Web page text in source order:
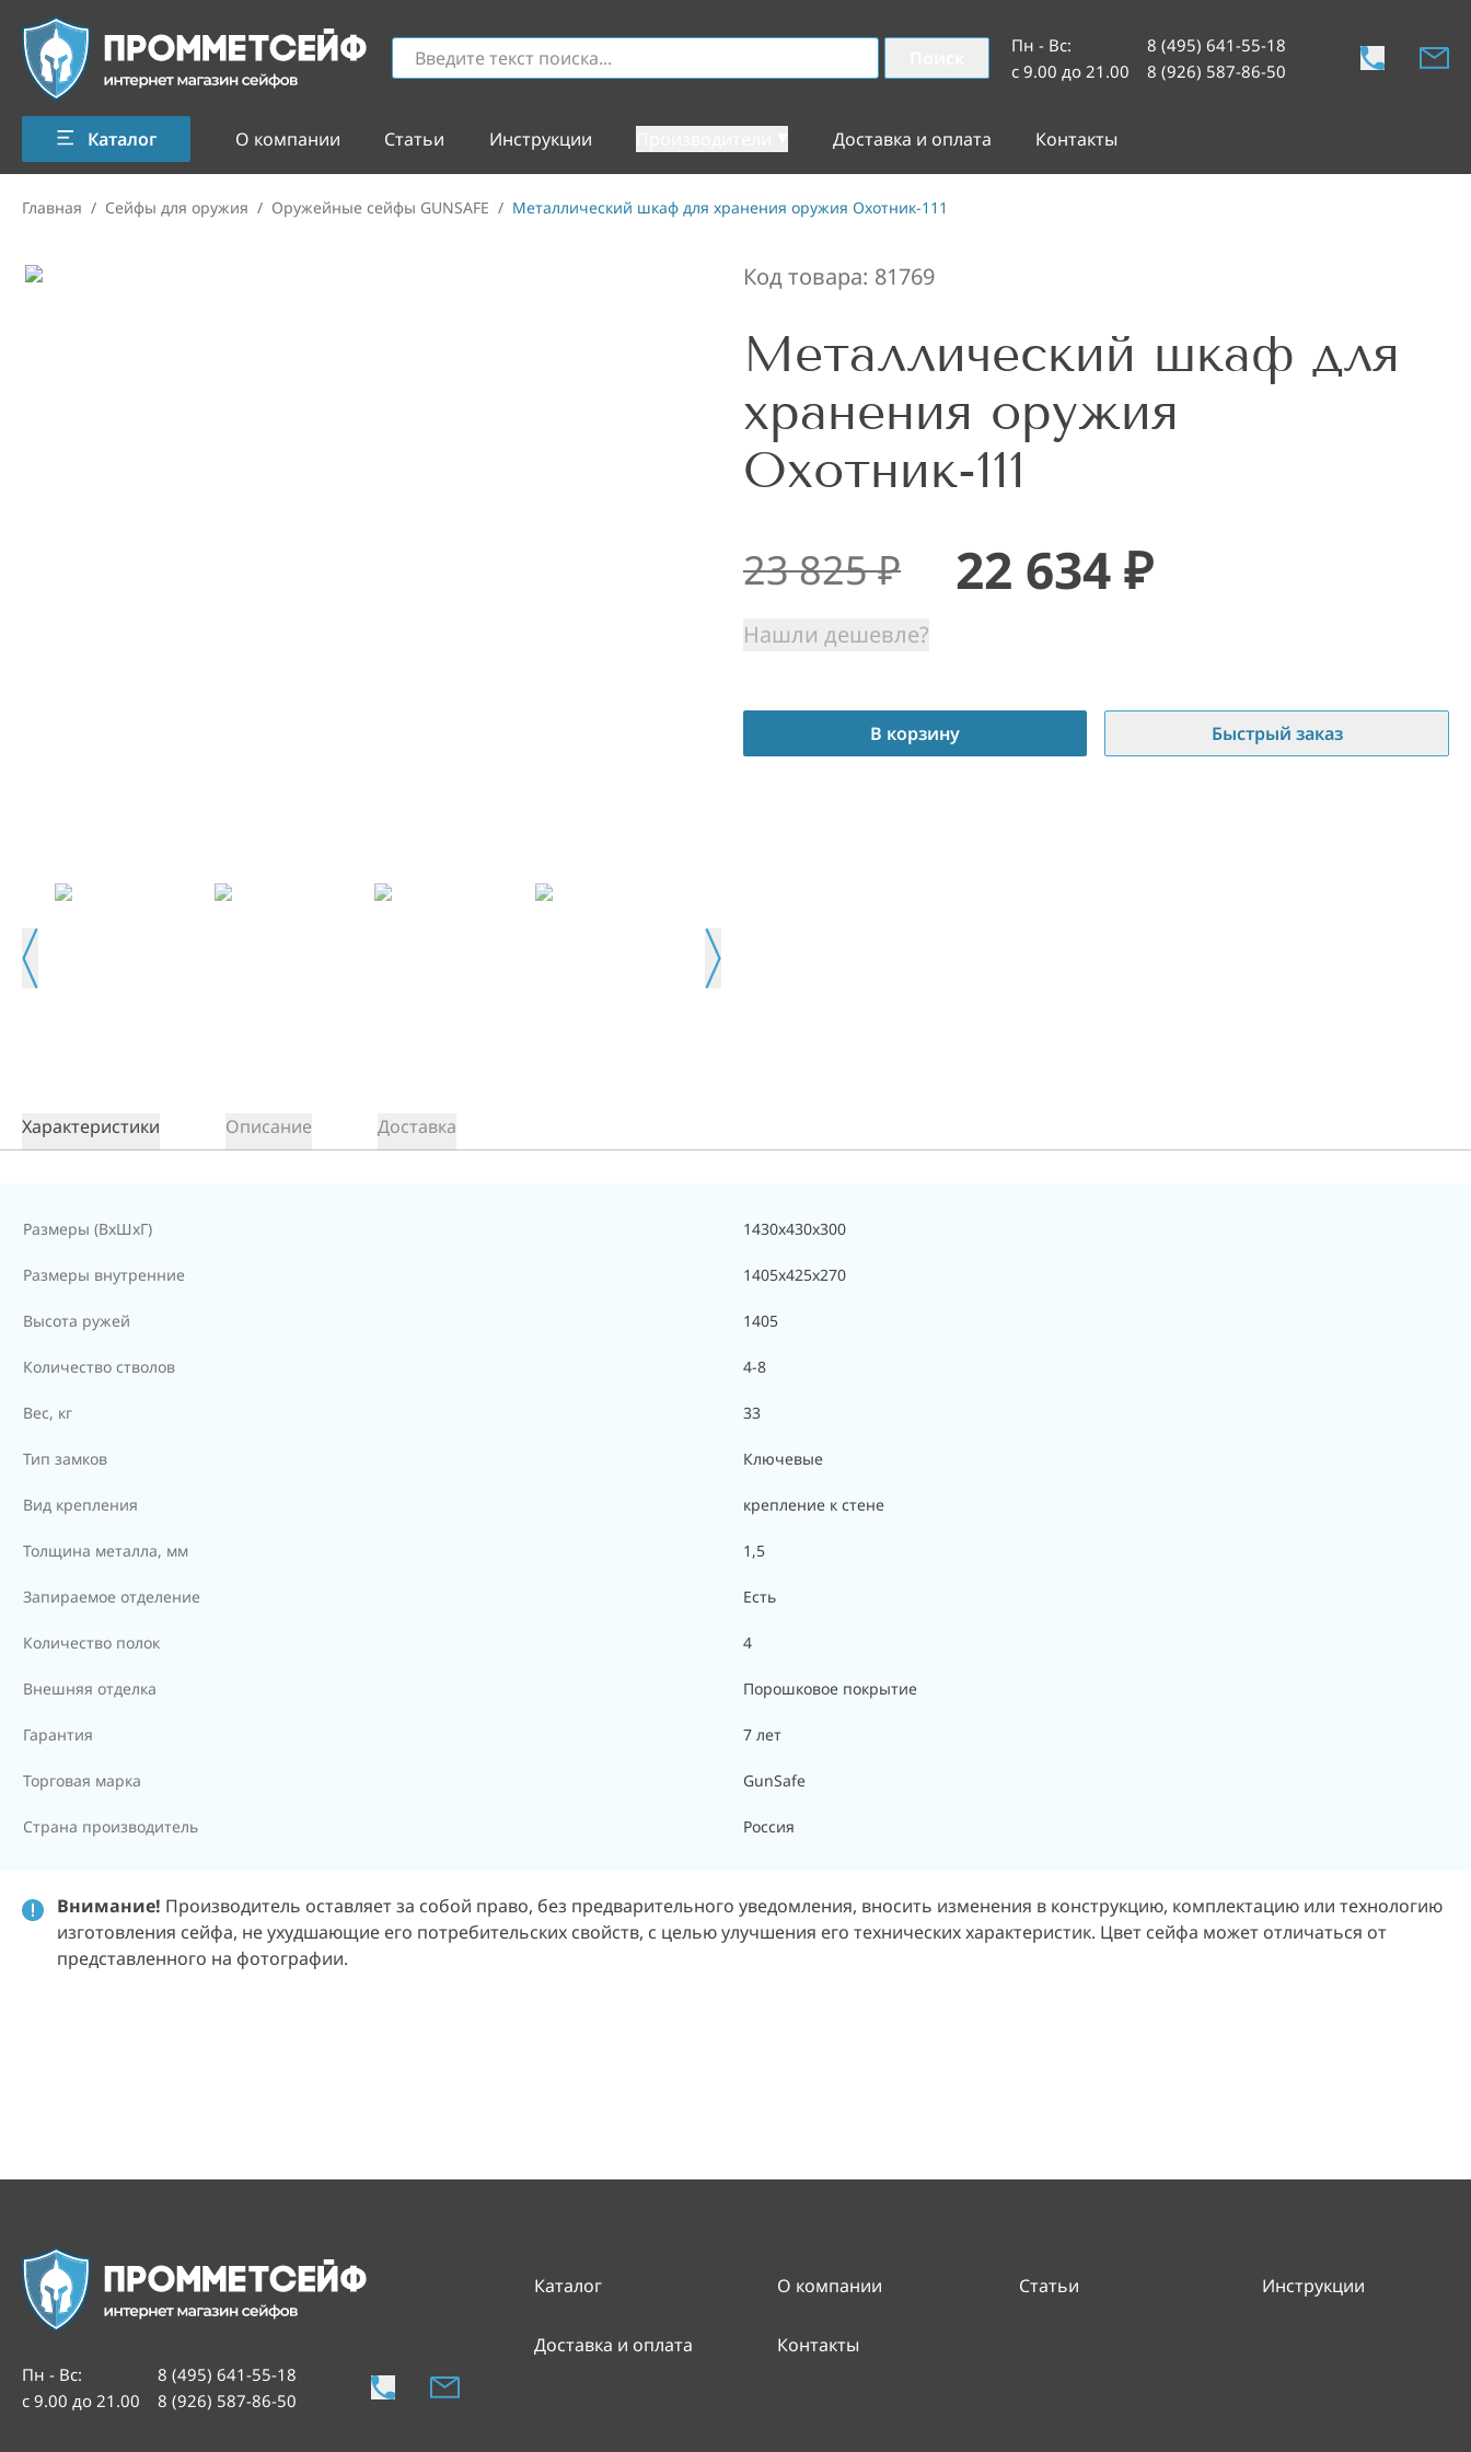
Пн - Вс:
с 9.00 до 21.00
8 (495) 641-55-18
8 (926) 587-86-50
Каталог О компании Статьи Инструкции Доставка и оплата Контакты
Главная / Сейфы для оружия / Оружейные сейфы GUNSAFE / Металлический шкаф для хранения оружия Охотник-111
Код товара: 81769
Металлический шкаф для
хранения оружия
Охотник-111
23 825₽ 22 634₽
Нашли дешевле?
В корзину Быстрый заказ
Характеристики Описание Доставка
Размеры (ВxШxГ) 1430х430х300
Размеры внутренние 1405х425х270
Высота ружей 1405
Количество стволов 4-8
Вес, кг 33
Тип замков Ключевые
Вид крепления крепление к стене
Толщина металла, мм 1,5
Запираемое отделение Есть
Количество полок 4
Внешняя отделка Порошковое покрытие
Гарантия 7 лет
Торговая марка GunSafe
Страна производитель Россия
Внимание! Производитель оставляет за собой право, без предварительного уведомления, вносить изменения в конструкцию, комплектацию или технологию
изготовления сейфа, не ухудшающие его потребительских свойств, с целью улучшения его технических характеристик. Цвет сейфа может отличаться от
представленного на фотографии.
Пн - Вс:
с 9.00 до 21.00
8 (495) 641-55-18
8 (926) 587-86-50
Каталог О компании Статьи Инструкции
Доставка и оплата Контакты